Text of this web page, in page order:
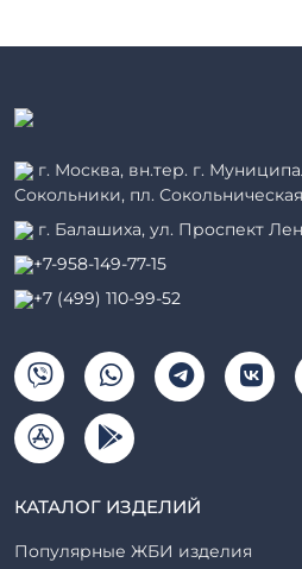
г. Москва, вн.тер. г.
Сокольники, пл.
г. Балашиха, ул. Проспект
+7-958-149-77-15
+7 (499) 110-99-52
КАТАЛОГ ИЗДЕЛИЙ
Популярные ЖБИ изделия